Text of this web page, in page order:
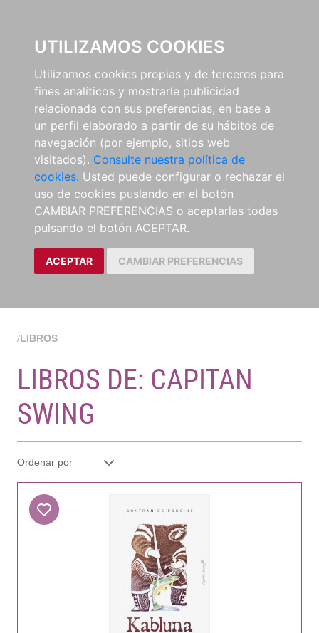
UTILIZAMOS COOKIES
Utilizamos cookies propias y de terceros para
fines analíticos y mostrarle publicidad
relacionada con sus preferencias, en base a
un perfil elaborado a partir de su hábitos de
navegación (por ejemplo, sitios web
visitados). Consulte nuestra política de
cookies. Usted puede configurar o rechazar el
uso de cookies puslando en el botón
CAMBIAR PREFERENCIAS o aceptarlas todas
pulsando el botón ACEPTAR.
ACEPTAR CAMBIAR PREFERENCIAS
/LIBROS
LIBROS DE: CAPITAN
SWING